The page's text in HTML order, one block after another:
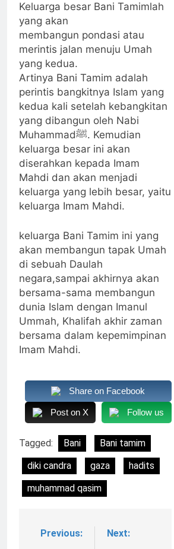
Keluarga besar Bani Tamimlah
yang akan
membangun pondasi atau
merintis jalan menuju Umah
yang kedua.
Artinya Bani Tamim adalah
perintis bangkitnya Islam yang
kedua kali setelah kebangkitan
yang dibangun oleh Nabi
Muhammadﷺ. Kemudian
keluarga besar ini akan
diserahkan kepada Imam
Mahdi dan akan menjadi
keluarga yang lebih besar, yaitu
keluarga Imam Mahdi.
keluarga Bani Tamim ini yang
akan membangun tapak Umah
di sebuah Daulah
negara,sampai akhirnya akan
bersama-sama membangun
dunia Islam dengan Imanul
Ummah, Khalifah akhir zaman
bersama dalam kepemimpinan
Imam Mahdi.
Share on Facebook
Post on X Follow us
Tagged: Bani
Bani tamim
diki candra
gaza
hadits
muhammad qasim
Navigasi
Previous:
Next: